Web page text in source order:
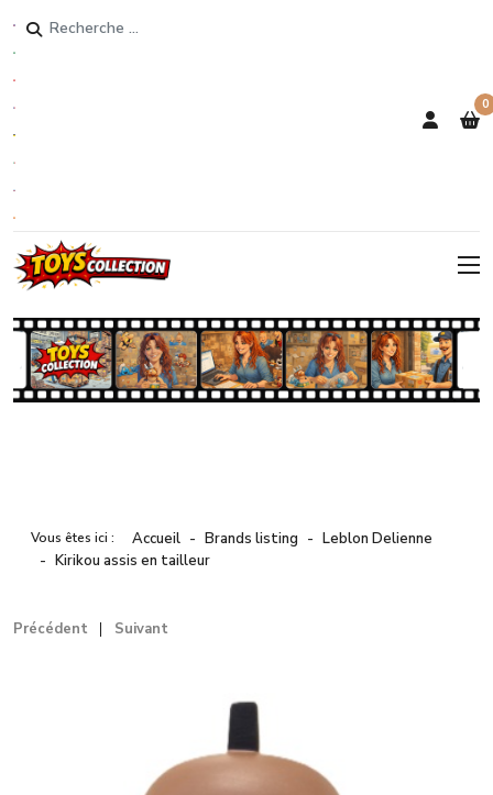
Rechercher
0
Vous êtes ici : Accueil Brands listing
Leblon Delienne
Kirikou assis en tailleur
Précédent Suivant